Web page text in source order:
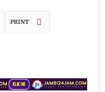
PRINT